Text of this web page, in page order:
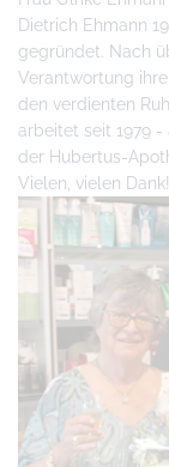
Dietrich Ehmann
gegründet. Nach
Verantwortung
den verdienten
arbeitet seit 1979
der Hubertus-
Vielen, vielen Dank!